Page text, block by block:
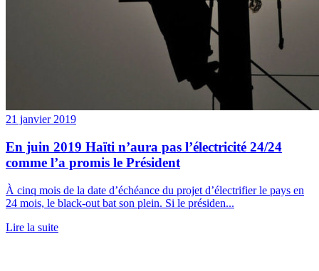
21 janvier 2019
En juin 2019 Haïti n’aura pas l’électricité 24/24
comme l’a promis le Président
À cinq mois de la date d’échéance du projet d’électrifier le pays en
24 mois, le black-out bat son plein. Si le présiden...
Lire la suite